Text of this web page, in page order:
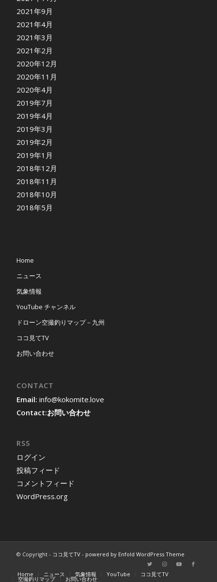
2021年9月
2021年4月
2021年3月
2021年2月
2020年12月
2020年11月
2020年4月
2019年7月
2019年4月
2019年3月
2019年2月
2019年1月
2018年12月
2018年11月
2018年10月
2018年5月
Home
ニュース
気象情報
YouTube チャンネル
ドローン空撮釣りマップ－九州
ココ見てTV
お問い合わせ
CONTACT
Email: info@kokomite.love
Contact:お問い合わせ
RSS
ログイン
投稿フィード
コメントフィード
WordPress.org
© Copyright - ココ見てTV- powered by Enfold WordPress Theme
Home ニュース 気象情報 YouTube ココ見てTV
空撮釣りマップ お問い合わせ